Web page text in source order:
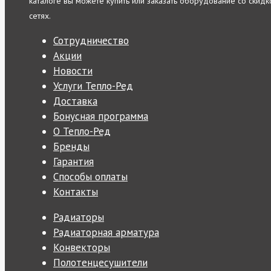
сетях.
Сотрудничество
Акции
Новости
Услуги Тепло-Ред
Доставка
Бонусная программа
О Тепло-Ред
Бренды
Гарантия
Способы оплаты
Контакты
Радиаторы
Радиаторная арматура
Конвекторы
Полотенцесушители